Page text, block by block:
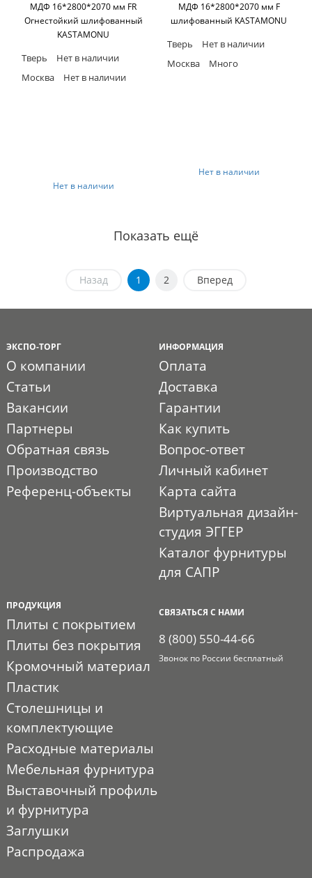
МДФ 16*2800*2070 мм FR
Огнестойкий шлифованный
KASTAMONU
Тверь
Нет в наличии
Москва
Нет в наличии
Нет в наличии
МДФ 16*2800*2070 мм F
шлифованный KASTAMONU
Тверь
Нет в наличии
Москва
Много
Нет в наличии
Показать ещё
Назад 1 2 Вперед
ЭКСПО-ТОРГ
О компании
Статьи
Вакансии
Партнеры
Обратная связь
Производство
Референц-объекты
ИНФОРМАЦИЯ
Оплата
Доставка
Гарантии
Как купить
Вопрос-ответ
Личный кабинет
Карта сайта
Виртуальная дизайн-
студия ЭГГЕР
Каталог фурнитуры
для САПР
ПРОДУКЦИЯ
Плиты с покрытием
Плиты без покрытия
Кромочный материал
Пластик
Столешницы и
комплектующие
Расходные материалы
Мебельная фурнитура
Выставочный профиль
и фурнитура
Заглушки
Распродажа
СВЯЗАТЬСЯ С НАМИ
8 (800) 550-44-66
Звонок по России бесплатный